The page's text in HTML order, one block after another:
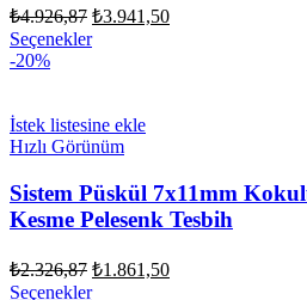
₺4.926,87 Orijinal
fiyat:
₺3.941,50Şu
Seçenekler
-20%
İstek listesine ekle
Hızlı Görünüm
Sistem Püskül 7x11mm
Kesme Pelesenk Tesbih
₺2.326,87 Orijinal
fiyat:
₺1.861,50Şu
Seçenekler